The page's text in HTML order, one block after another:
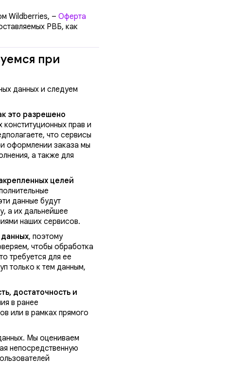
Wildberries, – Оферта
РВБ, как
при
данных и следуем
это разрешено
прав и
что сервисы
оформлении заказа мы
а также для
целей
данные будут
а их дальнейшее
наших сервисов.
, поэтому
чтобы обработка
требуется для ее
только к тем данным,
достаточность и
в ранее
или в рамках прямого
Мы оцениваем
непосредственную